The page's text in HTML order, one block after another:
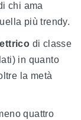
chi ama
più trendy.
di classe
in quanto
la metà
quattro